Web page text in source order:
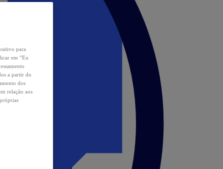
para
em “Eu
a partir do
dos
relação aos